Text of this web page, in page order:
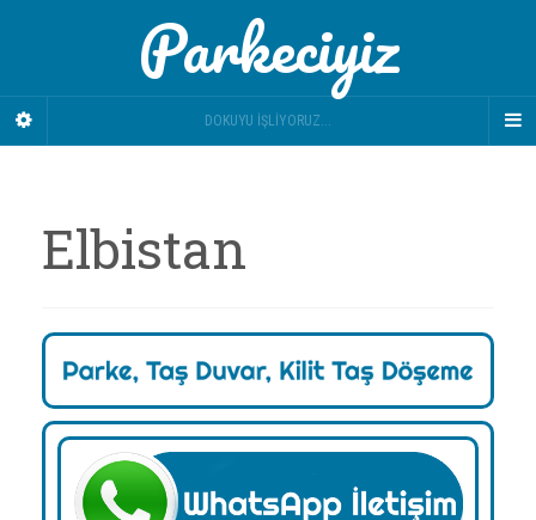
Parkeciyiz
DOKUYU İŞLIYORUZ...
Elbistan